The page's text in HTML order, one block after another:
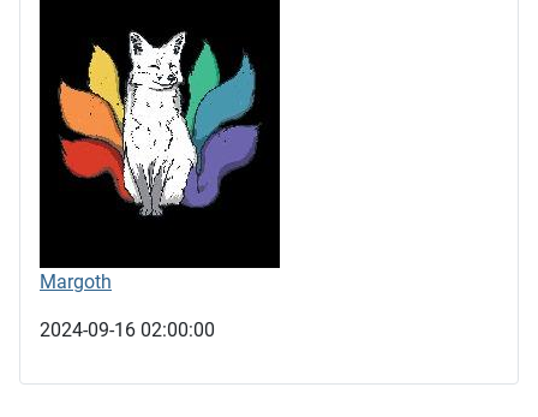
Margoth
2024-09-16 02:00:00